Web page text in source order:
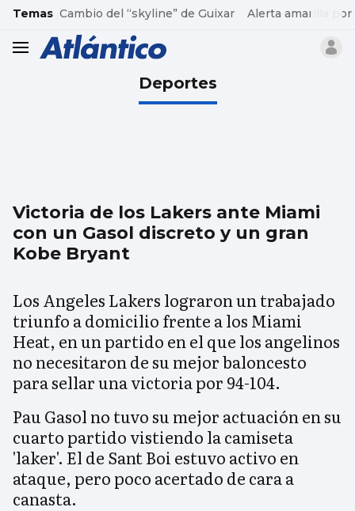
common.go-to-content
Temas Cambio del “skyline” de Guixar Alerta amarilla por
header.menu.open
Deportes
Victoria de los Lakers ante Miami
con un Gasol discreto y un gran
Kobe Bryant
Los Angeles Lakers lograron un trabajado
triunfo a domicilio frente a los Miami
Heat, en un partido en el que los angelinos
no necesitaron de su mejor baloncesto
para sellar una victoria por 94-104.
Pau Gasol no tuvo su mejor actuación en su
cuarto partido vistiendo la camiseta
'laker'. El de Sant Boi estuvo activo en
ataque, pero poco acertado de cara a
canasta.